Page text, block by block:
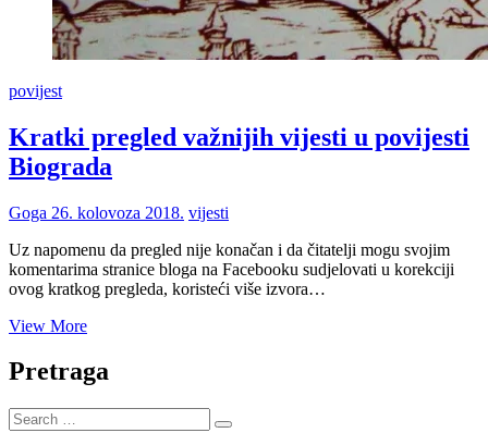
povijest
Kratki pregled važnijih vijesti u povijesti
Biograda
Goga 26. kolovoza 2018. vijesti
Uz napomenu da pregled nije konačan i da čitatelji mogu svojim
komentarima stranice bloga na Facebooku sudjelovati u korekciji
ovog kratkog pregleda, koristeći više izvora…
View MoreKratki
važnijih
vijesti
Pretraga
Search